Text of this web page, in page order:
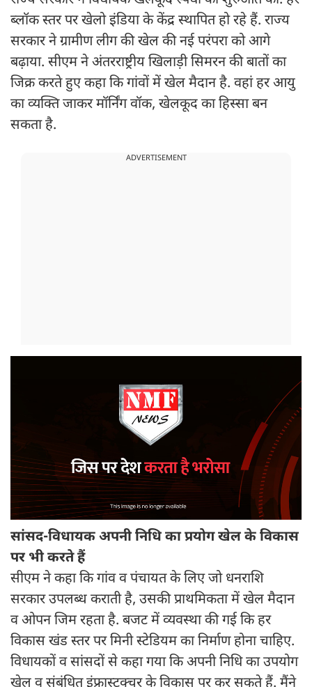
ब्लॉक स्तर पर खेलो इंडिया के केंद्र स्थापित हो रहे हैं. राज्य
सरकार ने ग्रामीण लीग की खेल की नई परंपरा को आगे
बढ़ाया. सीएम ने अंतरराष्ट्रीय खिलाड़ी सिमरन की बातों का
जिक्र करते हुए कहा कि गांवों में खेल मैदान है. वहां हर आयु
का व्यक्ति जाकर मॉर्निंग वॉक, खेलकूद का हिस्सा बन
सकता है.
ADVERTISEMENT
सांसद-विधायक अपनी निधि का प्रयोग खेल के विकास
पर भी करते हैं
सीएम ने कहा कि गांव व पंचायत के लिए जो धनराशि
सरकार उपलब्ध कराती है, उसकी प्राथमिकता में खेल मैदान
व ओपन जिम रहता है. बजट में व्यवस्था की गई कि हर
विकास खंड स्तर पर मिनी स्टेडियम का निर्माण होना चाहिए.
विधायकों व सांसदों से कहा गया कि अपनी निधि का उपयोग
खेल व संबंधित इंफ्रास्ट्रक्चर के विकास पर कर सकते हैं. मैंने